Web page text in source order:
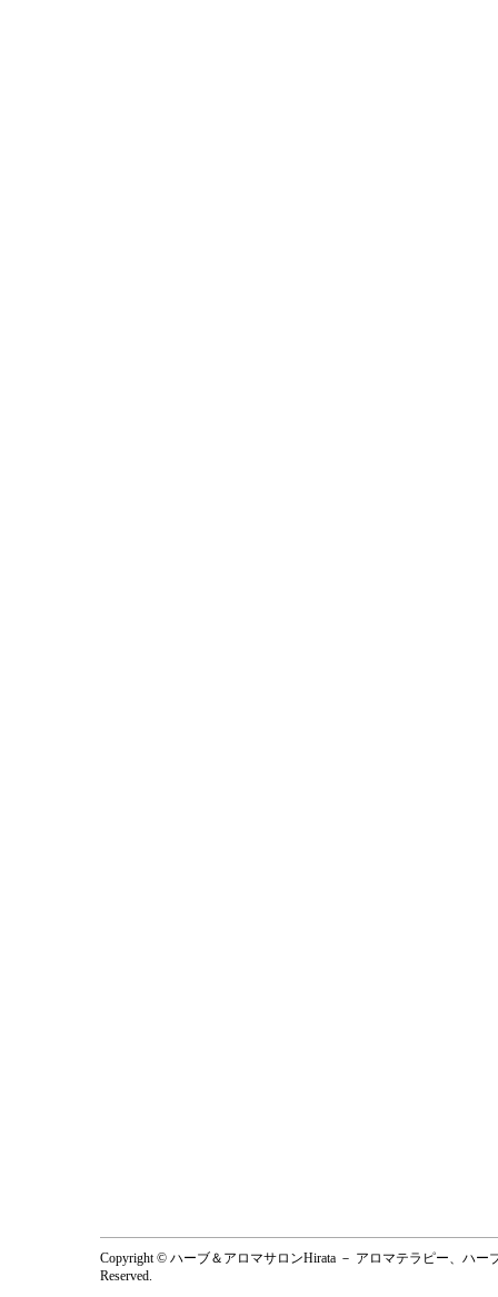
Copyright © ハーブ＆アロマサロンHirata － アロマテラピー、ハ
Reserved.